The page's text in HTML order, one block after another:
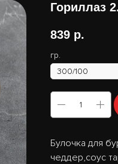
Гориллаз
839 р.
гр.
Булочка для
чеддер,соус